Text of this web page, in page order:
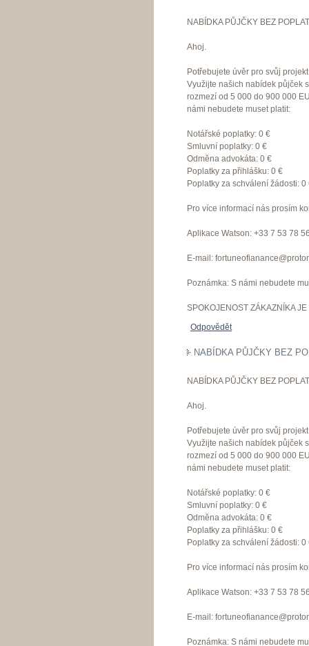
NABÍDKA PŮJČKY BEZ
Ahoj.
Potřebujete úvěr pro svůj
Využijte našich nabídek půjček
rozmezí od 5 000 do 900 000
námi nebudete muset platit:
Notářské poplatky: 0 €
Smluvní poplatky: 0 €
Odměna advokáta: 0 €
Poplatky za přihlášku: 0 €
Poplatky za schválení žádosti: 0
Pro více informací nás prosím
Aplikace Watson: +33 7 53 78
E-mail:
Poznámka: S námi nebudete
SPOKOJENOST ZÁKAZNÍKA
Odpovědět
NABÍDKA PŮJČKY BEZ
NABÍDKA PŮJČKY BEZ
Ahoj.
Potřebujete úvěr pro svůj
Využijte našich nabídek půjček
rozmezí od 5 000 do 900 000
námi nebudete muset platit:
Notářské poplatky: 0 €
Smluvní poplatky: 0 €
Odměna advokáta: 0 €
Poplatky za přihlášku: 0 €
Poplatky za schválení žádosti: 0
Pro více informací nás prosím
Aplikace Watson: +33 7 53 78
E-mail:
Poznámka: S námi nebudete